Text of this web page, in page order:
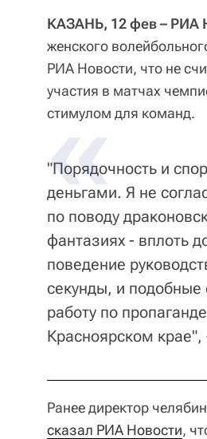
КАЗАНЬ, 12 фев – РИА
женского
РИА Новости, что не
участия в матчах
стимулом для команд.
"Порядочность и
деньгами. Я не
по поводу
фантазиях - вплоть
поведение
секунды, и подобные
работу по
Красноярском
Ранее директор
сказал РИА Новости,